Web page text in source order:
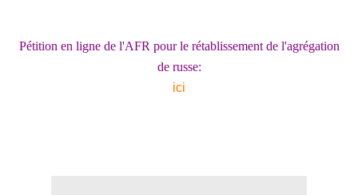
Pétition en ligne de l'AFR pour le rétablissement de l'agrégation
de russe:
ici